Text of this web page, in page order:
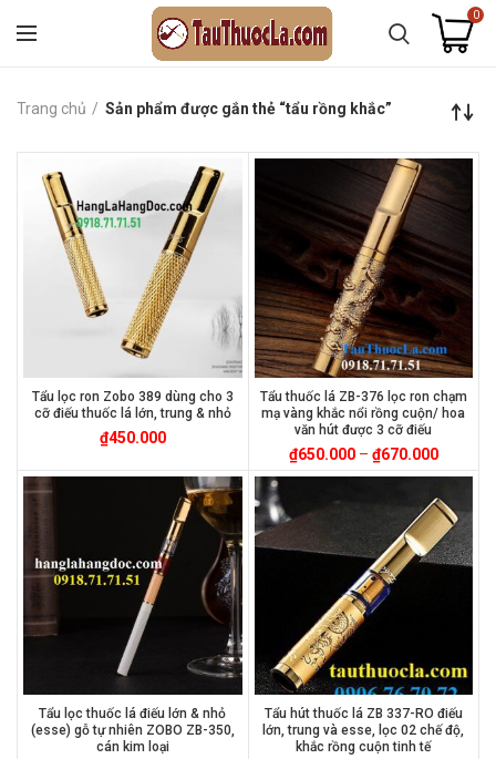
0
Trang chủ Sản phẩm được gắn thẻ “tẩu rồng khắc”
Tẩu lọc ron Zobo 389 dùng cho 3
cỡ điếu thuốc lá lớn, trung & nhỏ
₫450.000
Tẩu thuốc lá ZB-376 lọc ron chạm
mạ vàng khắc nổi rồng cuộn/ hoa
văn hút được 3 cỡ điếu
₫650.000– ₫670.000
Tẩu lọc thuốc lá điếu lớn & nhỏ
(esse) gỗ tự nhiên ZOBO ZB-350,
cán kim loại
Tẩu hút thuốc lá ZB 337-RO điếu
lớn, trung và esse, lọc 02 chế độ,
khắc rồng cuộn tinh tế